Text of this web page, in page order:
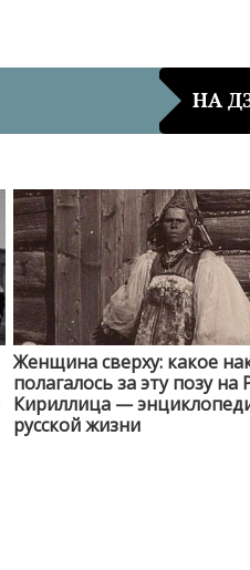
НА
Женщина сверху: какое
полагалось за эту позу на
Кириллица —
русской жизни